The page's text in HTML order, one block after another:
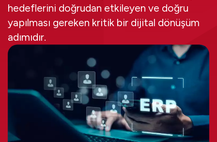
hedeflerini doğrudan etkileyen ve doğru
yapılması gereken kritik bir dijital dönüşüm
adımıdır.